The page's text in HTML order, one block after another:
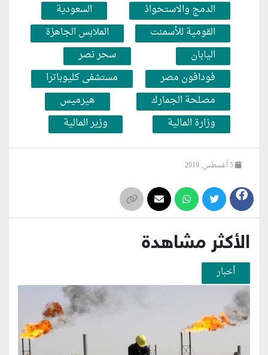
الدمج والاستحواذ
السعودية
القومية للأسمنت
الملابس الجاهزة
اليابان
سحر نصر
فودافون مصر
مستشفى كليوباترا
مصلحة الجمارك
هيرميس
وزارة المالية
وزير المالية
الأكثر مشاهدة
أخبار